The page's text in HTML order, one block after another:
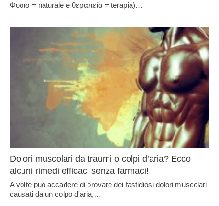
Φυσιο = naturale e θεραπεία = terapia)…
Dolori muscolari da traumi o colpi d’aria? Ecco
alcuni rimedi efficaci senza farmaci!
A volte può accadere di provare dei fastidiosi dolori muscolari
causati da un colpo d'aria,…